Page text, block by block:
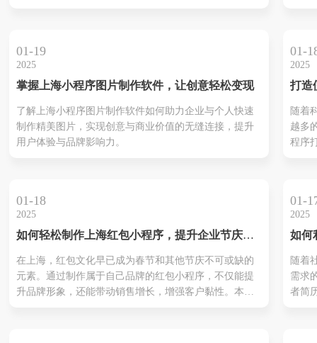
业务
01-19
2025
掌握上海小程序图片制作软件，让创意轻松变现
了解上海小程序图片制作软件如何助力企业与个人快速
制作精美图片，实现创意与商业价值的无缝连接，提升
用户体验与品牌影响力。
01-
2025
打造
作的
随着
越多
程序
业经
限制
体验
01-18
2025
如何轻松制作上海红包小程序，提升企业节庆营
在上海，红包文化早已成为春节和其他节庆不可或缺的
元素。通过制作属于自己品牌的红包小程序，不仅能提
升品牌形象，还能带动销售增长，增强客户黏性。本文
01-
2025
如何
序”
会实
随着
需求
者简